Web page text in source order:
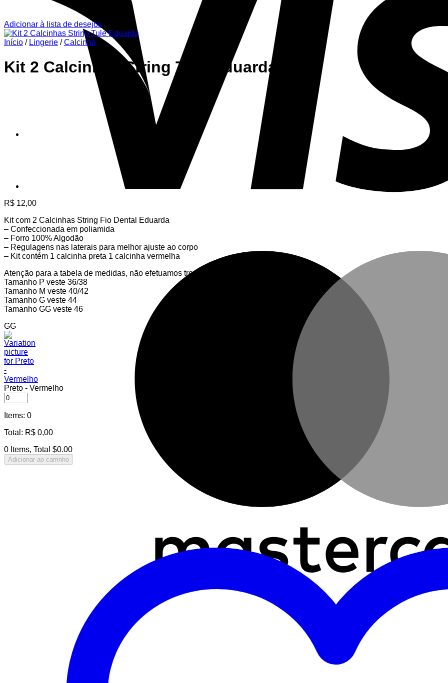
Adicionar à lista de desejos
Início / Lingerie / Calcinha
Kit 2 Calcinhas String Tule Eduarda
R$ 12,00
Kit com 2 Calcinhas String Fio Dental Eduarda
– Confeccionada em poliamida
– Forro 100% Algodão
– Regulagens nas laterais para melhor ajuste ao corpo
– Kit contém 1 calcinha preta 1 calcinha vermelha
Atenção para a tabela de medidas, não efetuamos trocas de peças intimas.
Tamanho P veste 36/38
Tamanho M veste 40/42
Tamanho G veste 44
Tamanho GG veste 46
GG
Preto ‑ Vermelho
Items: 0
Total : R$ 0,00
0 Items, Total $0.00
Adicionar ao carrinho